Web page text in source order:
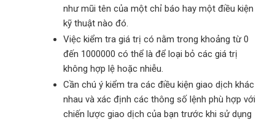
như mũi tên của một chỉ báo hay một điều kiện
kỹ thuật nào đó.
Việc kiểm tra giá trị có nằm trong khoảng từ 0
đến 1000000 có thể là để loại bỏ các giá trị
không hợp lệ hoặc nhiễu.
Cần chú ý kiểm tra các điều kiện giao dịch khác
nhau và xác định các thông số lệnh phù hợp với
chiến lược giao dịch của bạn trước khi sử dụng